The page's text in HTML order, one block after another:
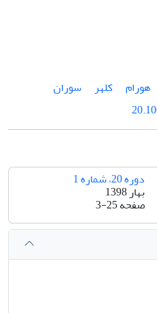
هورام کلهر
سوران
دوره 20، شماره 1
بهار 1398
صفحه3-25